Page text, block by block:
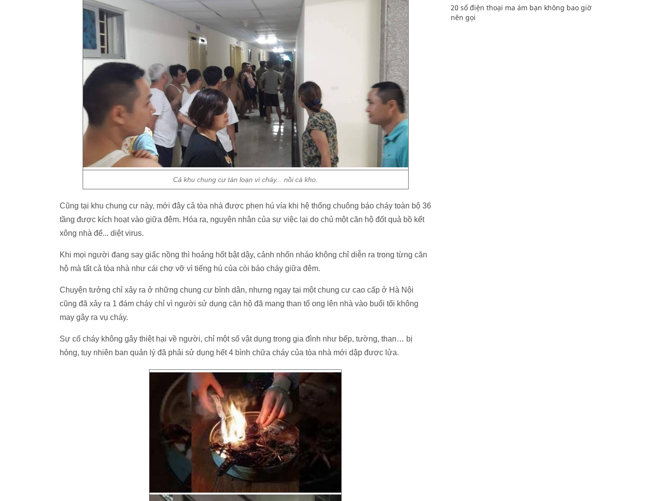
Cả khu chung cư tán loạn vì cháy... nồi cá kho.
Cũng tại khu chung cư này, mới đây cả tòa nhà được phen hú vía khi hệ thống chuông báo cháy toàn bộ 36
tầng được kích hoạt vào giữa đêm. Hóa ra, nguyên nhân của sự việc lại do chủ một căn hộ đốt quả bồ kết
xông nhà để... diệt virus.
Khi mọi người đang say giấc nồng thì hoảng hốt bật dậy, cảnh nhốn nháo không chỉ diễn ra trong từng căn
hộ mà tất cả tòa nhà như cái chợ vỡ vì tiếng hú của còi báo cháy giữa đêm.
Chuyện tưởng chỉ xảy ra ở những chung cư bình dân, nhưng ngay tại một chung cư cao cấp ở Hà Nội
cũng đã xảy ra 1 đám cháy chỉ vì người sử dụng căn hộ đã mang than tổ ong lên nhà vào buổi tối không
may gây ra vụ cháy.
Sự cố cháy không gây thiệt hại về người, chỉ một số vật dụng trong gia đình như bếp, tường, than… bị
hỏng, tuy nhiên ban quản lý đã phải sử dụng hết 4 bình chữa cháy của tòa nhà mới dập được lửa.
20 số điện thoại ma ám bạn không bao giờ
nên gọi